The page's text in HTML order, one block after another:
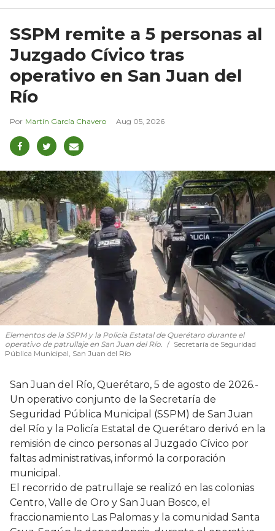
SSPM remite a 5 personas al
Juzgado Cívico tras
operativo en San Juan del
Río
Martín García Chavero Aug 05, 2026
Elementos de la SSPM y la Policía Estatal de Querétaro durante el
operativo de patrullaje en San Juan del Río.
Secretaría de Seguridad
Pública Municipal, San Juan del Río
San Juan del Río, Querétaro, 5 de agosto de 2026.-
Un operativo conjunto de la Secretaría de
Seguridad Pública Municipal (SSPM) de San Juan
del Río y la Policía Estatal de Querétaro derivó en la
remisión de cinco personas al Juzgado Cívico por
faltas administrativas, informó la corporación
municipal.
El recorrido de patrullaje se realizó en las colonias
Centro, Valle de Oro y San Juan Bosco, el
fraccionamiento Las Palomas y la comunidad Santa